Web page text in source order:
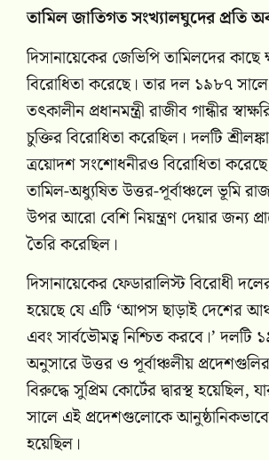
তামিল জাতিগত সংখ্যালঘুদের প্রতি
দিসানায়েকের জেভিপি তামিলদের কাছে
বিরোধিতা করেছে। তার দল ১৯৮৭
তৎকালীন প্রধানমন্ত্রী রাজীব গান্ধীর
চুক্তির বিরোধিতা করেছিল। দলটি
ত্রয়োদশ সংশোধনীরও বিরোধিতা
তামিল-অধ্যুষিত উত্তর-পূর্বাঞ্চলে ভূমি
উপর আরো বেশি নিয়ন্ত্রণ দেয়ার জন্য
তৈরি করেছিল।
দিসানায়েকের ফেডারালিস্ট বিরোধী
হয়েছে যে এটি ‘আপস ছাড়াই দেশের
এবং সার্বভৌমত্ব নিশ্চিত করবে।’ দলটি
অনুসারে উত্তর ও পূর্বাঞ্চলীয়
বিরুদ্ধে সুপ্রিম কোর্টের দ্বারস্থ
সালে এই প্রদেশগুলোকে
হয়েছিল।